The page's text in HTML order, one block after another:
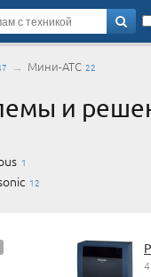
→ Мини-АТС 22
и
1
12